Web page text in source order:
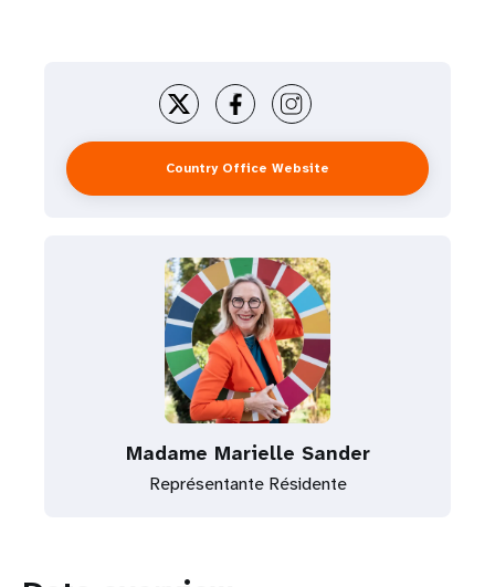
Country Office Website
Madame Marielle Sander
Représentante Résidente